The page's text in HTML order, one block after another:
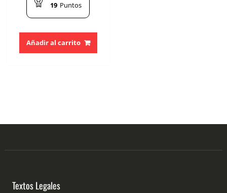
19 Puntos
Añadir al carrito
Textos Legales